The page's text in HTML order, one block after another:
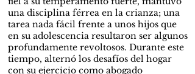
una disciplina férrea en la crianza; una
tarea nada fácil frente a unos hijos que
en su adolescencia resultaron ser algunos
profundamente revoltosos. Durante este
tiempo, alternó los desafíos del hogar
con su ejercicio como abogado